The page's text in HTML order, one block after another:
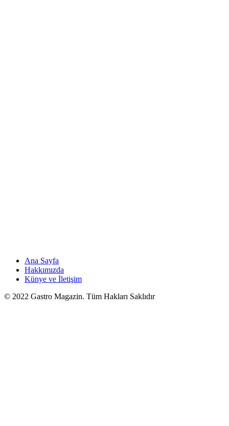
Ana Sayfa
Hakkımızda
Künye ve İletişim
© 2022 Gastro Magazin. Tüm Hakları Saklıdır